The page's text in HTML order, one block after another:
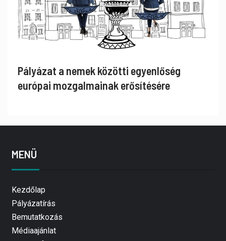
Pályázat a nemek közötti egyenlőség
európai mozgalmainak erősítésére
MENÜ
Kezdőlap
Pályázatírás
Bemutatkozás
Médiaajánlat